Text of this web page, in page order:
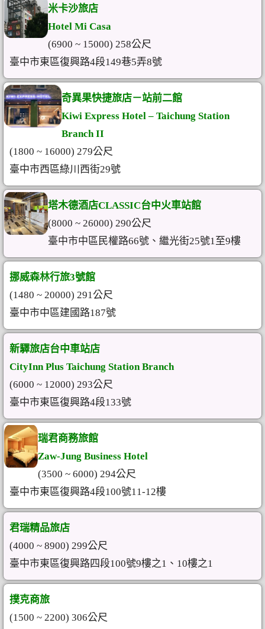
米卡沙旅店
Hotel Mi Casa
(6900 ~ 15000) 258公尺
臺中市東區復興路4段149巷5弄8號
奇異果快捷旅店－站前二館
Kiwi Express Hotel – Taichung Station
Branch II
(1800 ~ 16000) 279公尺
臺中市西區綠川西街29號
塔木德酒店CLASSIC台中火車站館
(8000 ~ 26000) 290公尺
臺中市中區民權路66號、繼光街25號1至9樓
挪威森林行旅3號館
(1480 ~ 20000) 291公尺
臺中市中區建國路187號
新驛旅店台中車站店
CityInn Plus Taichung Station Branch
(6000 ~ 12000) 293公尺
臺中市東區復興路4段133號
瑞君商務旅館
Zaw-Jung Business Hotel
(3500 ~ 6000) 294公尺
臺中市東區復興路4段100號11-12樓
君瑞精品旅店
(4000 ~ 8900) 299公尺
臺中市東區復興路四段100號9樓之1、10樓之1
撲克商旅
(1500 ~ 2200) 306公尺